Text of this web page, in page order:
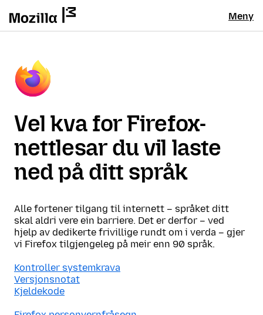
Meny
Vel kva for Firefox-
nettlesar du vil laste
ned på ditt språk
Alle fortener tilgang til internett – språket ditt
skal aldri vere ein barriere. Det er derfor – ved
hjelp av dedikerte frivillige rundt om i verda – gjer
vi Firefox tilgjengeleg på meir enn 90 språk.
Kontroller systemkrava
Versjonsnotat
Kjeldekode